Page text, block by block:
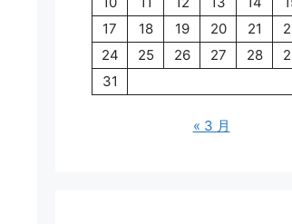
17
18 19 20 21
24
25 26 27 28
31
« 3 月